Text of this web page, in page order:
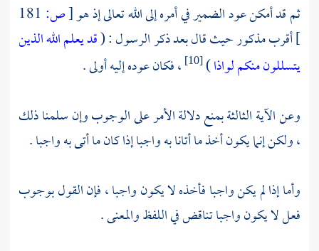
ثم قد أمكن عود الضمير في أمره إلى الله تعالى إذ هو[ص: 181
]أقرب مذكور حيث قال بعد ذكر الرسول : (قد يعلم الله الذين
يتسللون منكم لواذا)
[10]
، فكان عوده إليه أولى .
وعن الآية الثالثة بمنع دلالة الأمر على الوجوب وإن سلمنا ذلك
، ولكن إنما يكون أخذ ما أتانا به واجبا إذا كان ما أتى به واجبا .
وأما إذا لم يكن واجبا فأخذه لا يكون واجبا ، فإن القول بوجوب
فعل لا يكون واجبا تناقض في اللفظ والمعنى .